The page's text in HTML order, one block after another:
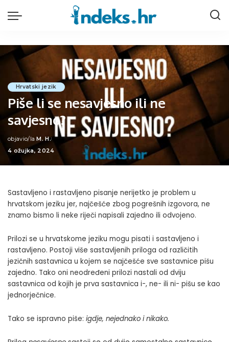
Hrvatski jezik
Piše li se nesavjesno ili ne
savjesno?
Posted
by
objavio/la M. H.
4 ožujka, 2024
Sastavljeno i rastavljeno pisanje nerijetko je problem u
hrvatskom jeziku jer, najčešće zbog pogrešnih izgovora, ne
znamo bismo li neke riječi napisali zajedno ili odvojeno.
Prilozi se u hrvatskome jeziku mogu pisati i sastavljeno i
rastavljeno. Postoji više sastavljenih priloga od različitih
jezičnih sastavnica u kojem se najčešće sve sastavnice pišu
zajedno. Tako oni neodređeni prilozi nastali od dviju
sastavnica od kojih je prva sastavnica i-, ne- ili ni- pišu se kao
jednorječnice.
Tako se ispravno piše: igdje, nejednako i nikako.